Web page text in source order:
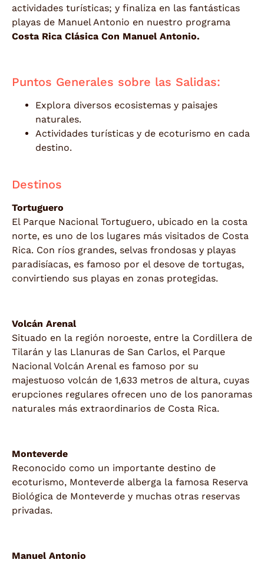
actividades turísticas; y finaliza en las fantásticas
playas de Manuel Antonio en nuestro programa
Costa Rica Clásica Con Manuel Antonio.
Puntos Generales sobre las Salidas:
Explora diversos ecosistemas y paisajes
naturales.
Actividades turísticas y de ecoturismo en cada
destino.
Destinos
Tortuguero
El Parque Nacional Tortuguero, ubicado en la costa
norte, es uno de los lugares más visitados de Costa
Rica. Con ríos grandes, selvas frondosas y playas
paradisíacas, es famoso por el desove de tortugas,
convirtiendo sus playas en zonas protegidas.
Volcán Arenal
Situado en la región noroeste, entre la Cordillera de
Tilarán y las Llanuras de San Carlos, el Parque
Nacional Volcán Arenal es famoso por su
majestuoso volcán de 1,633 metros de altura, cuyas
erupciones regulares ofrecen uno de los panoramas
naturales más extraordinarios de Costa Rica.
Monteverde
Reconocido como un importante destino de
ecoturismo, Monteverde alberga la famosa Reserva
Biológica de Monteverde y muchas otras reservas
privadas.
Manuel Antonio